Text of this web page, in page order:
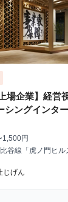
場企業】経営
シングインタ
1,500円
谷線「虎ノ門ヒ
じげん